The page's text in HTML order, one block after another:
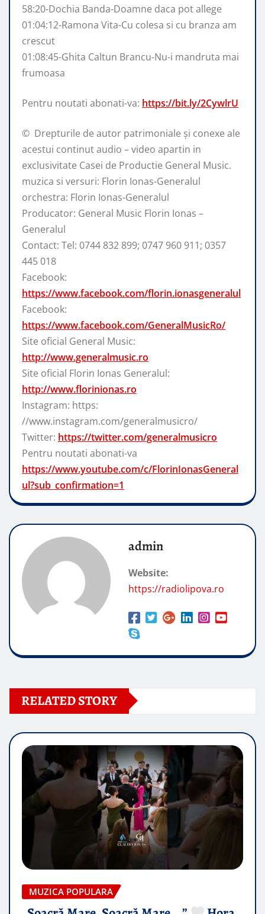
58:20-Dochia Banda-Doamne daca pot allege
01:04:12-Ramona Vita-Cu colesa si cu branza am
crescut
01:08:45-Ghita Caltun Brancu-Nu-i mandruta mai
frumoasa
Pentru noutati abonati-va: https://bit.ly/2CywlrU
© ️ Drepturile de autor patrimoniale și conexe ale
acestui continut audio – video apartin in
exclusivitate Casei de Productie General Music.
muzica si versuri: Florin Ionas-Generalul
orchestra: Florin Ionas-Generalul
Producator: General Music Florin Ionas –
Generalul
Contact: Tel: 0744 832 899; 0747 960 911; 0357
445 018
Facebook:
https://www.facebook.com/florin.ionasgeneralul
Facebook:
https://www.facebook.com/GeneralMusicRo/
Site oficial General Music:
http://www.generalmusic.ro
Site oficial Florin Ionas Generalul:
http://www.florinionas.ro
Instagram: https:
//www.instagram.com/generalmusicro/
Twitter: https://twitter.com/generalmusicro
Pentru noutati abonati-va
https://www.youtube.com/c/FlorinIonasGeneral
ul?sub_confirmation=1
admin
Website:
https://radiolipova.ro
RELATED STORY
MUZICA POPULARA